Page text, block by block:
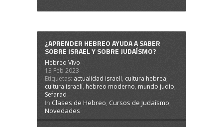
¿APRENDER HEBREO AYUDA A SABER
SOBRE ISRAEL Y SOBRE JUDAÍSMO?
Hebreo Vivo
13 Feb 2023
Etiquetas: actualidad israelí, cultura hebrea,
cultura israelí, hebreo moderno, mundo judío,
Sefarad
In Clases de Hebreo, Cursos de Judaísmo,
Novedades